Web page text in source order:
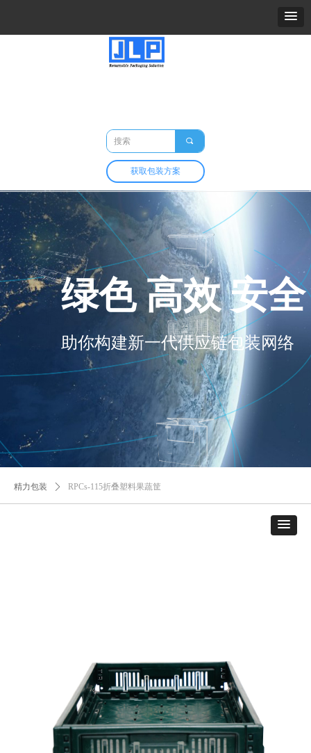
获取包装方案
끠
精力包装 ꄲ RPCs-115折叠塑料果蔬筐
绿色 高效 安全
助你构建新一代供应链包装网络